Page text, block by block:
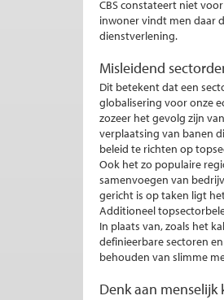
CBS constateert niet
inwoner vindt men daar
dienstverlening.
Misleidend
Dit betekent dat een
globalisering voor onze
zozeer het gevolg zijn
verplaatsing van banen
beleid te richten op
Ook het zo populaire
samenvoegen van
gericht is op taken ligt
Additioneel
In plaats van, zoals het
definieerbare sectoren
behouden van slimme
Denk aan menselijk